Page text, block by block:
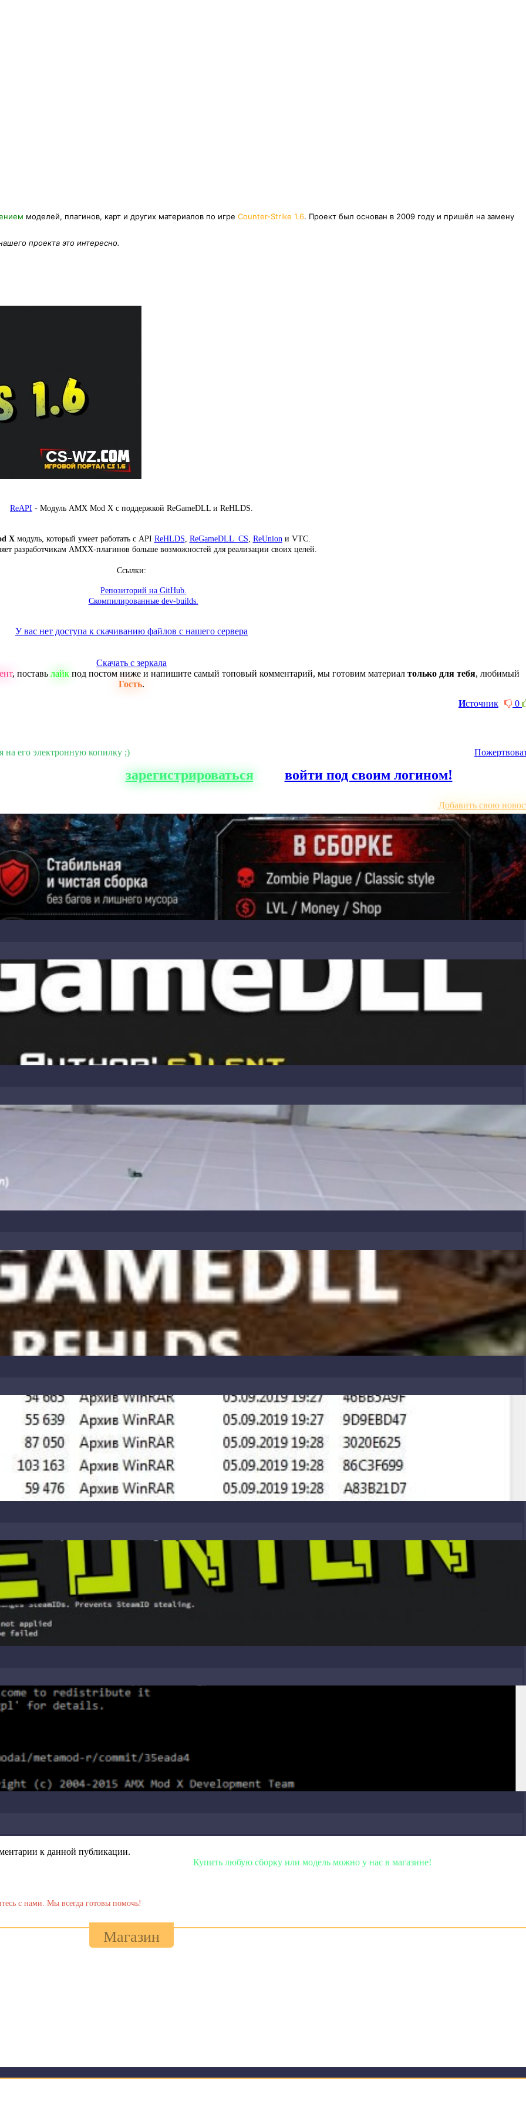
моделей, плагинов, карт и других материалов по игре Counter-Strike 1.6. Проект был основан в 2009 году и пришёл на замену
проекта это интересно.
ReAPI - Модуль AMX Mod X с поддержкой ReGameDLL и ReHLDS.
Xмодуль, который умеет работать с API ReHLDS ReGameDLL_CS ReUnion и VTC.
разработчикам AMXX-плагинов больше возможностей для реализации своих целей.
Ссылки:
Репозиторий на GitHub.
Скомпилированные dev-builds.
У вас нет доступа к скачиванию файлов с нашего сервера
Скачать с зеркала
, поставь лайкпод постом ниже и напишите самый топовый комментарий, мы готовим материал только для тебя, любимый
Гость.
0
Источник
на его электронную копилку ;)
сайта, вам нужно зарегистрироватьсяили войти под своим логином!
Добавить свою
к данной публикации.
Купить любую сборку или модель можно у нас в магазине!
с нами. Мы всегда готовы помочь!
Магазин